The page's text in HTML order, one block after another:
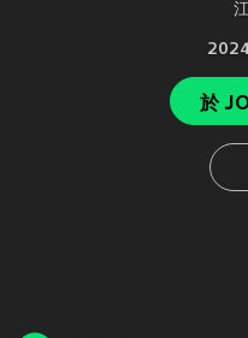
於